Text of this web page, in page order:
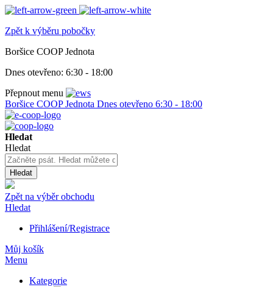
Zpět k výběru pobočky
Boršice COOP Jednota
Dnes otevřeno: 6:30 - 18:00
Přepnout menu
Boršice COOP Jednota Dnes otevřeno 6:30 - 18:00
Hledat
Hledat
Hledat
Zpět na výběr obchodu
Hledat
Přihlášení/Registrace
Můj košík
Menu
Kategorie